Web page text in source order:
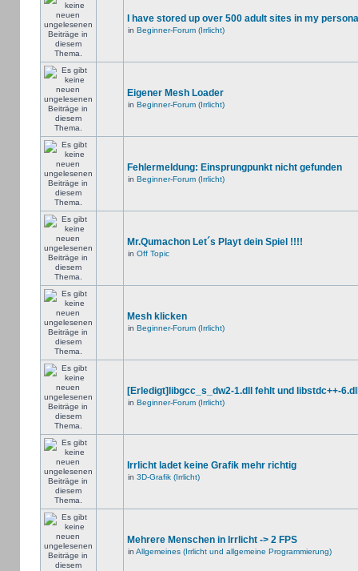
I have stored up over 500 adult sites in my
in Beginner-Forum (Irrlicht)
Eigener Mesh Loader
in Beginner-Forum (Irrlicht)
Fehlermeldung: Einsprungpunkt nicht gefunden
in Beginner-Forum (Irrlicht)
Mr.Qumachon Let´s Playt dein Spiel !!!!
in Off Topic
Mesh klicken
in Beginner-Forum (Irrlicht)
[Erledigt]libgcc_s_dw2-1.dll fehlt und libstdc++-
in Beginner-Forum (Irrlicht)
Irrlicht ladet keine Grafik mehr richtig
in 3D-Grafik (Irrlicht)
Mehrere Menschen in Irrlicht -> 2 FPS
in Allgemeines (Irrlicht und allgemeine Programmierung)